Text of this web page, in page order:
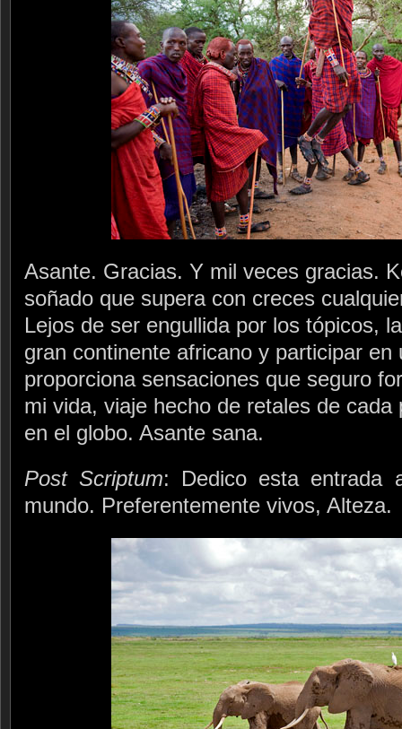
Asante. Gracias. Y mil veces gracias.
soñado que supera con creces
Lejos de ser engullida por los tópicos,
gran continente africano y participar en
proporciona sensaciones que seguro
mi vida, viaje hecho de retales de
en el globo. Asante sana.
Post Scriptum: Dedico esta entrada
mundo. Preferentemente vivos, Alteza.